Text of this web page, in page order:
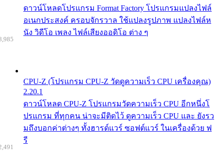
ดาวน์โหลดโปรแกรม Format Factory โปรแกรมแปลงไฟล์
อเนกประสงค์ ครอบจักรวาล ใช้แปลงรูปภาพ แปลงไฟล์ห
นัง วิดีโอ เพลง ไฟล์เสียงออดิโอ ต่าง ๆ
CPU-Z (โปรแกรม CPU-Z วัดดูความเร็ว CPU เครื่องคุณ)
2.20.1
ดาวน์โหลด CPU-Z โปรแกรมวัดความเร็ว CPU อีกหนึ่งโ
ปรแกรม ที่ทุกคน น่าจะมีติดไว้ ดูความเร็ว CPU และ ยังรว
มถึงบอกค่าต่างๆ ทั้งฮารด์แวร์ ซอฟต์แวร์ ในเครื่องด้วย ฟ
รี